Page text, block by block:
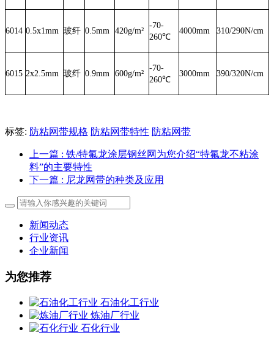
6014 0.5x1mm 玻纤 0.5mm 420g/m²
-70-
260℃
4000mm 310/290N/cm
6015 2x2.5mm 玻纤 0.9mm 600g/m²
-70-
260℃
3000mm 390/320N/cm
标签: 防粘网带规格 防粘网带特性 防粘网带
上一篇 : 铁/特氟龙涂层钢丝网为您介绍“特氟龙不粘涂
料”的主要特性
下一篇 : 尼龙网带的种类及应用
新闻动态
行业资讯
企业新闻
为您推荐
石油化工行业
炼油厂行业
石化行业